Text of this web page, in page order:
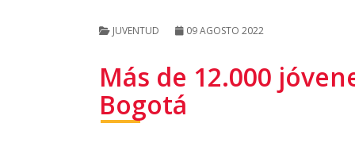
JUVENTUD 09 AGOSTO 2022
Más de 12.000
Bogotá